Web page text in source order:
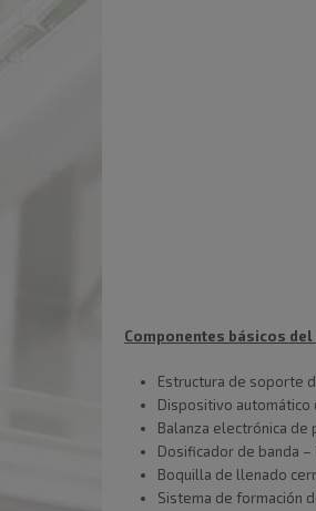
Componentes básicos del
Estructura de soporte
Dispositivo automático
Balanza electrónica de
Dosificador de banda –
Boquilla de llenado
Sistema de formación